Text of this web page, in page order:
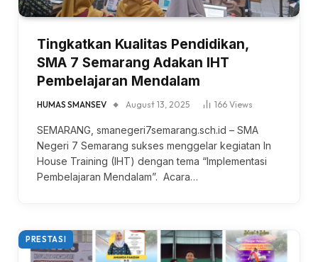
Tingkatkan Kualitas Pendidikan,
SMA 7 Semarang Adakan IHT
Pembelajaran Mendalam
HUMAS SMANSEV August 13, 2025 166 Views
SEMARANG, smanegeri7semarang.sch.id – SMA
Negeri 7 Semarang sukses menggelar kegiatan In
House Training (IHT) dengan tema “Implementasi
Pembelajaran Mendalam”. Acara…
PRESTASI